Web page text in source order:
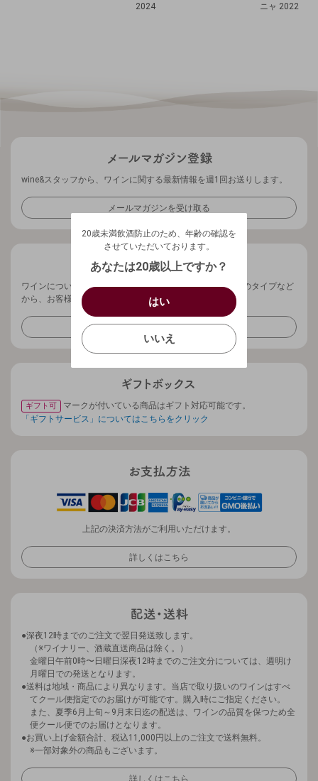
2024
ニャ 2022
wine&スタッフから、ワインに関する最新情報を週1回お送りします。
メールマガジンを受け取る
ワインについてお気軽にご相談ください。ご予算、ワインのタイプなど
から、お客様に最適なワインをご提案させていただきます。
お問い合わせフォーム
ギフト可
マークが付いている商品はギフト対応可能です。
「ギフトサービス」についてはこちらをクリック
上記の決済方法がご利用いただけます。
詳しくはこちら
深夜12時までのご注文で翌日発送致します。
（※ワイナリー、酒蔵直送商品は除く。）
金曜日午前0時〜日曜日深夜12時までのご注文分については、週明け
月曜日での発送となります。
送料は地域・商品により異なります。当店で取り扱いのワインはすべ
てクール便指定でのお届けが可能です。購入時にご指定ください。
また、夏季6月上旬～9月末日迄の配送は、ワインの品質を保つため全
便クール便でのお届けとなります。
お買い上げ金額合計、税込11,000円以上のご注文で送料無料。
※一部対象外の商品もございます。
詳しくはこちら
20歳未満飲酒防止のため、年齢の確認を
させていただいております。
あなたは20歳以上ですか？
はい
いいえ
20歳未満飲酒防止のため、年齢の確認を
生年月日を入力してください。
西暦
/
確認する
ログアウトします。よろしいですか？
いいえ